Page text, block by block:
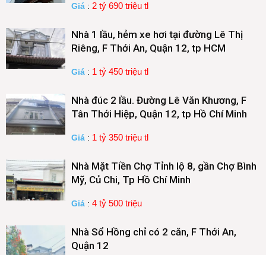
Giá : 2 tỷ 690 triệu tl
Nhà 1 lầu, hẻm xe hơi tại đường Lê Thị
Riêng, F Thới An, Quận 12, tp HCM
Giá : 1 tỷ 450 triệu tl
Nhà đúc 2 lầu. Đường Lê Văn Khương, F
Tân Thới Hiệp, Quận 12, tp Hồ Chí Minh
Giá : 1 tỷ 350 triệu tl
Nhà Mặt Tiền Chợ Tỉnh lộ 8, gần Chợ Bình
Mỹ, Củ Chi, Tp Hồ Chí Minh
Giá : 4 tỷ 500 triệu
Nhà Sổ Hồng chỉ có 2 căn, F Thới An,
Quận 12